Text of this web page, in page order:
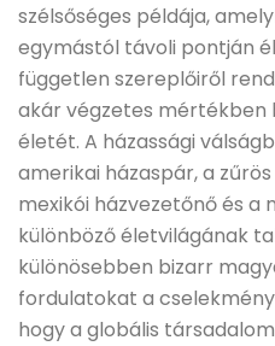
szélsőséges példája,
egymástól távoli pontján
független szereplőiről
akár végzetes mértékben
életét. A házassági
amerikai házaspár, a
mexikói házvezetőnő és a
különböző életvilágának
különösebben bizarr
fordulatokat a
hogy a globális